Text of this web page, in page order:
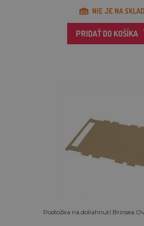
NIE JE NA
PRIDAŤ DO KOŠÍKA
Podložka na doliahnutí Brinsea